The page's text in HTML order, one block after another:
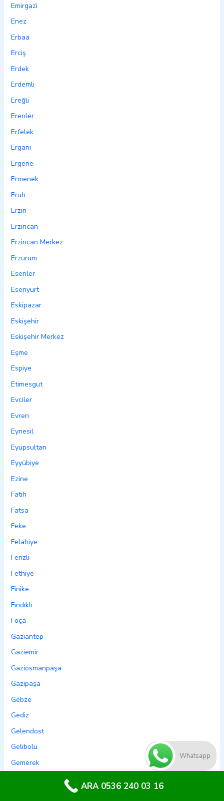
Emirgazi
Enez
Erbaa
Erciş
Erdek
Erdemli
Ereğli
Erenler
Erfelek
Ergani
Ergene
Ermenek
Eruh
Erzin
Erzincan
Erzincan Merkez
Erzurum
Esenler
Esenyurt
Eskipazar
Eskişehir
Eskişehir Merkez
Eşme
Espiye
Etimesgut
Evciler
Evren
Eynesil
Eyüpsultan
Eyyübiye
Ezine
Fatih
Fatsa
Feke
Felahiye
Ferizli
Fethiye
Finike
Fındıklı
Foça
Gaziantep
Gaziemir
Gaziosmanpaşa
Gazipaşa
Gebze
Gediz
Gelendost
Gelibolu
Gemerek
Whatsapp
ARA 0536 240 03 16